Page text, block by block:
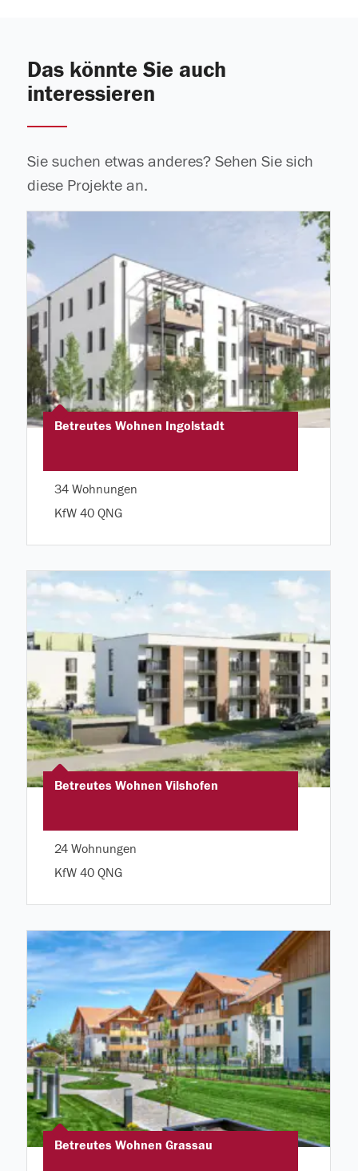
Das könnte Sie auch
interessieren
Sie suchen etwas anderes? Sehen Sie sich
diese Projekte an.
Betreutes Wohnen Ingolstadt
34 Wohnungen
KfW 40 QNG
Betreutes Wohnen Vilshofen
24 Wohnungen
KfW 40 QNG
Betreutes Wohnen Grassau